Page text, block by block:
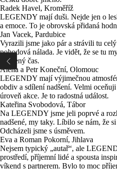
Radek Havel, Kroměříž
LEGENDY mají duši. Nejde jen o
a emoce. To je obrovská přidaná
Jan Vacek, Pardubice
Vyrazili jsme jako pár a strávili tu
pohodová nálada. Je vidět, že se tu
strávený čas.
Alena a Petr Koneční, Olomouc
LEGENDY mají výjimečnou
obdiv a sdílení nadšení. Velmi
úroveň akce. Je to radostná událost.
Kateřina Svobodová, Tábor
Na LEGENDY jsme jeli poprvé a
nadšené, my taky. Líbilo se nám, že
Odcházeli jsme s úsměvem.
Eva a Roman Pokorní, Jihlava
Nejsem typický „autař“, ale
prostředí, příjemní lidé a spousta
víkend s partnerem. Bylo to moc